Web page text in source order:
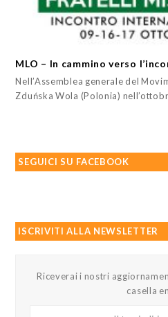
MLO – In cammino verso
Nell’Assemblea generale del
Zduńska Wola (Polonia)
SEGUICI SU FACEBOOK
ISCRIVITI ALLA NEWSLETTER
Riceverai i nostri
casella